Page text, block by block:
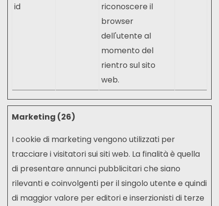
id
riconoscere il
browser
dell'utente al
momento del
rientro sul sito
web.
Marketing (26)
I cookie di marketing vengono utilizzati per
tracciare i visitatori sui siti web. La finalità è quella
di presentare annunci pubblicitari che siano
rilevanti e coinvolgenti per il singolo utente e quindi
di maggior valore per editori e inserzionisti di terze